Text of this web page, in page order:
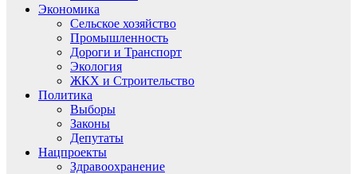
Экономика
Сельское хозяйство
Промышленность
Дороги и Транспорт
Экология
ЖКХ и Строительство
Политика
Выборы
Законы
Депутаты
Нацпроекты
Здравоохранение